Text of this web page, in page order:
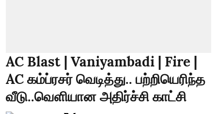
AC Blast | Vaniyambadi | Fire |
AC கம்ப்ரசர் வெடித்து.. பற்றியெரிந்த
வீடு..வெளியான அதிர்ச்சி காட்சி